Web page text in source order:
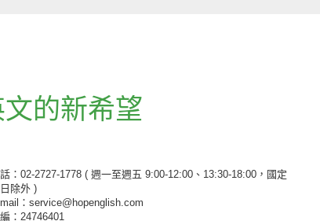
的新希望
：02-2727-1778 ( 週一至週五 9:00-12:00、13:30-18:00，國定
除外 )
：service@hopenglish.com
：24746401